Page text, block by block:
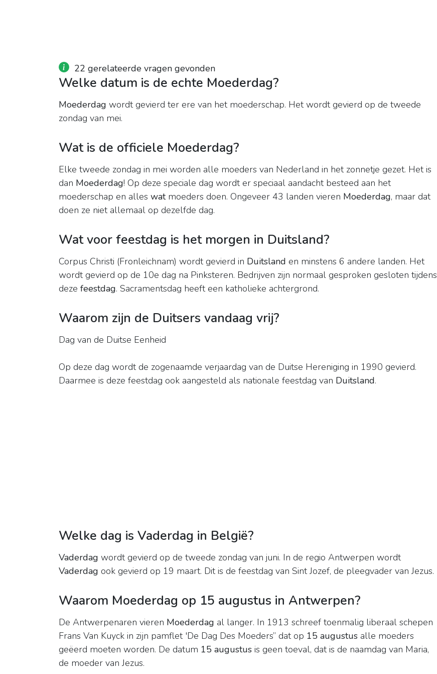
22 gerelateerde vragen gevonden
Welke datum is de echte Moederdag?
Moederdag wordt gevierd ter ere van het moederschap. Het wordt gevierd op de tweede
zondag van mei.
Wat is de officiele Moederdag?
Elke tweede zondag in mei worden alle moeders van Nederland in het zonnetje gezet. Het is
dan Moederdag! Op deze speciale dag wordt er speciaal aandacht besteed aan het
moederschap en alles watmoeders doen. Ongeveer 43 landen vieren Moederdag, maar dat
doen ze niet allemaal op dezelfde dag.
Wat voor feestdag is het morgen in Duitsland?
Corpus Christi (Fronleichnam) wordt gevierd in Duitsland en minstens 6 andere landen. Het
wordt gevierd op de 10e dag na Pinksteren. Bedrijven zijn normaal gesproken gesloten tijdens
deze feestdag. Sacramentsdag heeft een katholieke achtergrond.
Waarom zijn de Duitsers vandaag vrij?
Dag van de Duitse Eenheid
Op deze dag wordt de zogenaamde verjaardag van de Duitse Hereniging in 1990 gevierd.
Daarmee is deze feestdag ook aangesteld als nationale feestdag van Duitsland.
Welke dag is Vaderdag in België?
Vaderdag wordt gevierd op de tweede zondag van juni. In de regio Antwerpen wordt
Vaderdag ook gevierd op 19 maart. Dit is de feestdag van Sint Jozef, de pleegvader van Jezus.
Waarom Moederdag op 15 augustus in Antwerpen?
De Antwerpenaren vieren Moederdag al langer. In 1913 schreef toenmalig liberaal schepen
Frans Van Kuyck in zijn pamflet 'De Dag Des Moeders” dat op 15 augustus alle moeders
geëerd moeten worden. De datum 15 augustus is geen toeval, dat is de naamdag van Maria,
de moeder van Jezus.